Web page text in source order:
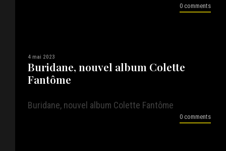
0 comments
4 mai 2023
Buridane, nouvel album Colette
Fantôme
Buridane, nouvel album Colette Fantôme
0 comments